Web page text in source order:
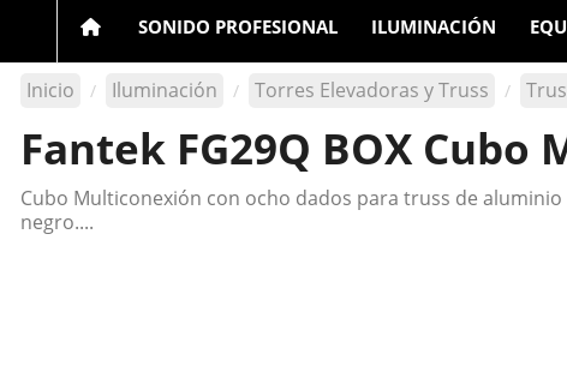
SONIDO PROFESIONAL ILUMINACIÓN
Inicio Iluminación Torres Elevadoras y Truss
Fantek FG29Q BOX
Cubo Multiconexión con ocho dados para truss de
negro....